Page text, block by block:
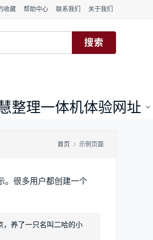
收藏 帮助中心 联系我们 关于我们
整理一体机体验网址
首页 示例页面
。很多用户都创建一个
，养了一只名叫二哈的小